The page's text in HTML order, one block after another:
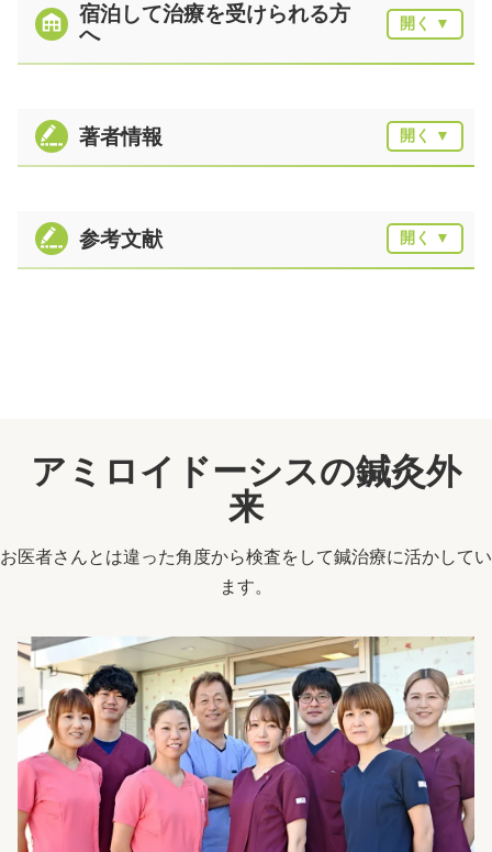
宿泊して治療を受けられる方
へ
著者情報
参考文献
アミロイドーシスの鍼灸外
来
お医者さんとは違った角度から検査をして鍼治療に活かしてい
ます。